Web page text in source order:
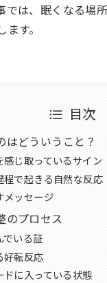
は、眠くなる場
す。
目次
はどういうこと？
じ取っているサイン
で起きる自然な反応
メッセージ
のプロセス
でいる証
好転反応
に入っている状態